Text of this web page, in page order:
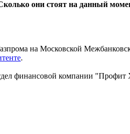
они стоят на данный
Газпрома на Московской
.
финансовой компании "Профит